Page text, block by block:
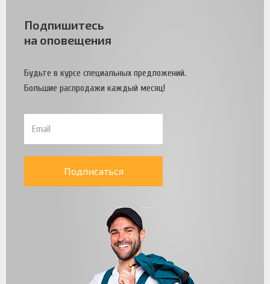
Подпишитесь
на оповещения
Будьте в курсе специальных предложений.
Большие распродажи каждый месяц!
Подписаться